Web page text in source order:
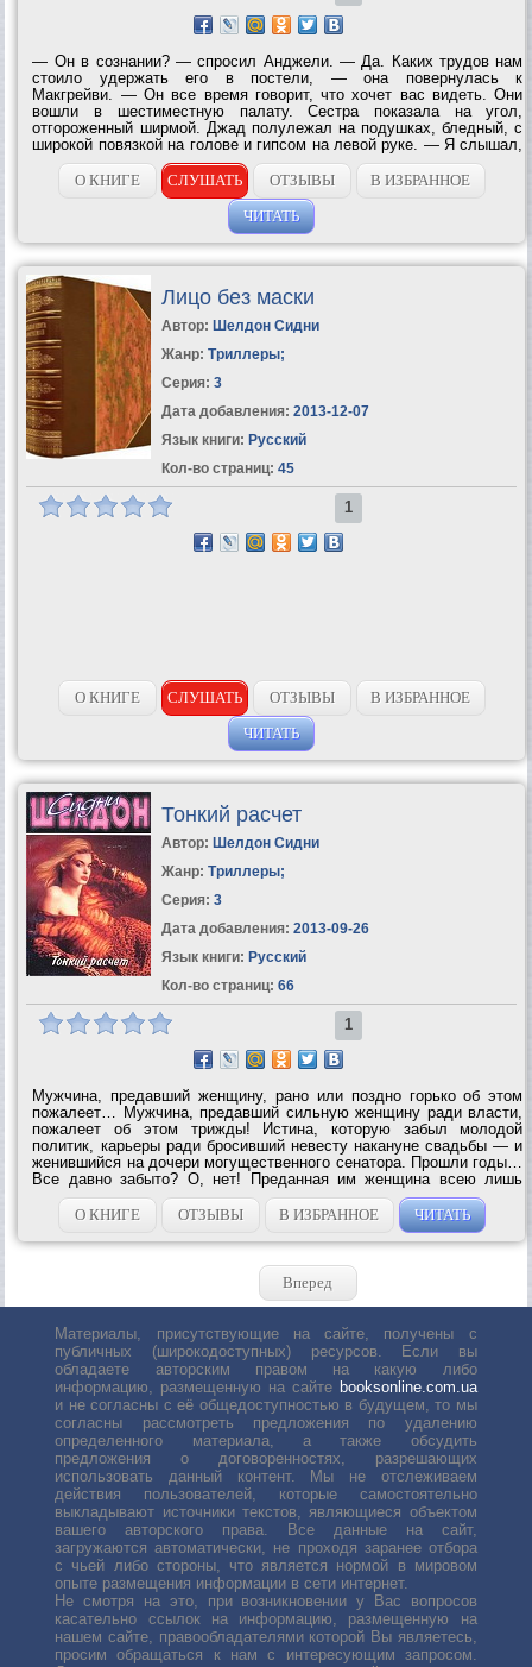
— Он в сознании? — спросил Анджели. — Да. Каких трудов нам
стоило удержать его в постели, — она повернулась к
Макгрейви. — Он все время говорит, что хочет вас видеть. Они
вошли в шестиместную палату. Сестра показала на угол,
отгороженный ширмой. Джад полулежал на подушках, бледный, с
широкой повязкой на голове и гипсом на левой руке. — Я слышал,
с вами произошел несчастный случай? — заметил Макгрейви. —
Это не случай, — ответил...
О КНИГЕ СЛУШАТЬ ОТЗЫВЫ
В ИЗБРАННОЕ
ЧИТАТЬ
Лицо без маски
Автор: Шелдон Сидни
Жанр: Триллеры;
Серия: 3
Дата добавления: 2013-12-07
Язык книги: Русский
Кол-во страниц: 45
1
О КНИГЕ СЛУШАТЬ ОТЗЫВЫ
В ИЗБРАННОЕ
ЧИТАТЬ
Тонкий расчет
Автор: Шелдон Сидни
Жанр: Триллеры;
Серия: 3
Дата добавления: 2013-09-26
Язык книги: Русский
Кол-во страниц: 66
1
Мужчина, предавший женщину, рано или поздно горько об этом
пожалеет… Мужчина, предавший сильную женщину ради власти,
пожалеет об этом трижды! Истина, которую забыл молодой
политик, карьеры ради бросивший невесту накануне свадьбы — и
женившийся на дочери могущественного сенатора. Прошли годы…
Все давно забыто? О, нет! Преданная им женщина всею лишь
ждала удобного часа для мести. И она...
О КНИГЕ
ОТЗЫВЫ В ИЗБРАННОЕ ЧИТАТЬ
Вперед
Материалы, присутствующие на сайте, получены с
публичных (широкодоступных) ресурсов. Если вы
обладаете авторским правом на какую либо
информацию, размещенную на сайте booksonline.com.ua
и не согласны с её общедоступностью в будущем, то мы
согласны рассмотреть предложения по удалению
определенного материала, а также обсудить
предложения о договоренностях, разрешающих
использовать данный контент. Мы не отслеживаем
действия пользователей, которые самостоятельно
выкладывают источники текстов, являющиеся объектом
вашего авторского права. Все данные на сайт,
загружаются автоматически, не проходя заранее отбора
с чьей либо стороны, что является нормой в мировом
опыте размещения информации в сети интернет.
Не смотря на это, при возникновении у Вас вопросов
касательно ссылок на информацию, размещенную на
нашем сайте, правообладателями которой Вы являетесь,
просим обращаться к нам с интересующим запросом.